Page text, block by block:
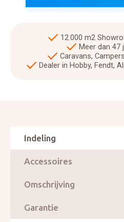
12.000 m2
Meer dan 47
Caravans,
Dealer in Hobby, Fendt,
Indeling
Accessoires
Omschrijving
Garantie